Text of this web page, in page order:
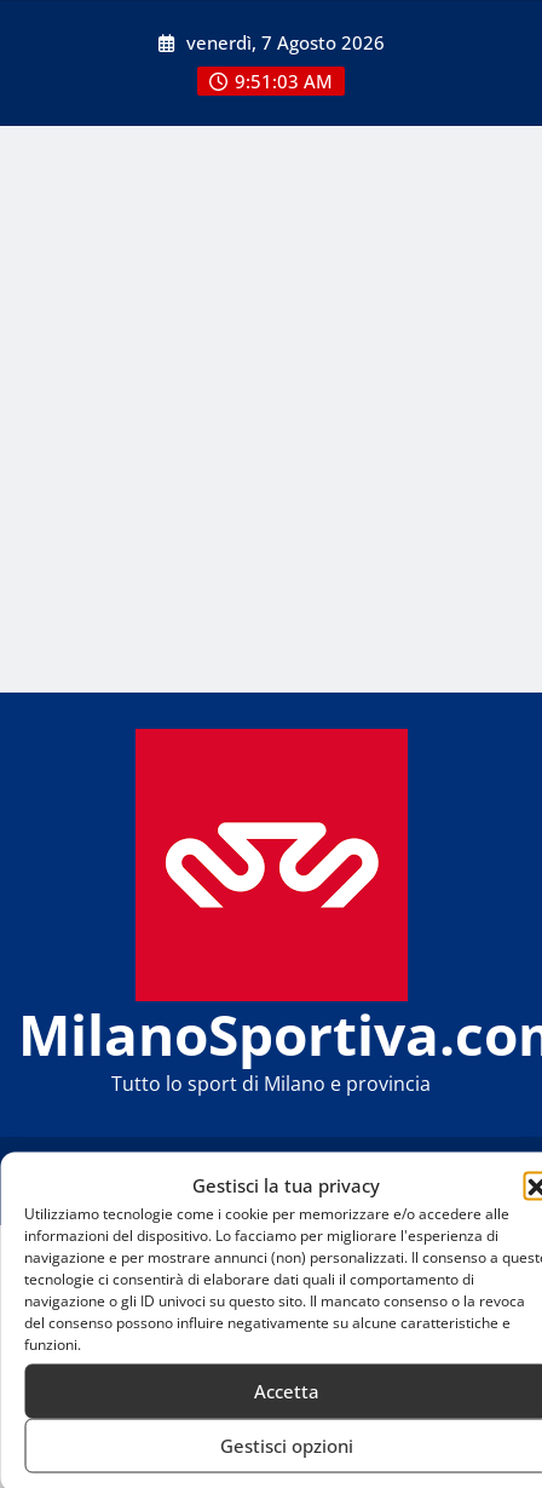
Gestisci la tua privacy
Utilizziamo tecnologie come i cookie per memorizzare e/o accedere alle
informazioni del dispositivo. Lo facciamo per migliorare l'esperienza di
navigazione e per mostrare annunci (non) personalizzati. Il consenso a
tecnologie ci consentirà di elaborare dati quali il comportamento di
navigazione o gli ID univoci su questo sito. Il mancato consenso o la revoca
del consenso possono influire negativamente su alcune caratteristiche e
funzioni.
Accetta
Gestisci opzioni
venerdì, 7 Agosto 2026
9:51:04 AM
Tutto lo sport di Milano e provincia
Home
Promosse in Serie A le squadre lombarde di padel:
trionfano Padel Factory e Padel Extreme